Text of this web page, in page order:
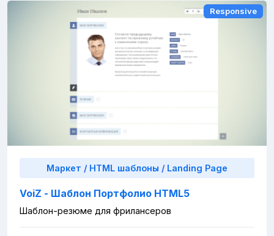
Responsive
Responsive
Маркет / HTML шаблоны / Landing Page
VoiZ - Шаблон Портфолио HTML5
Шаблон-резюме для фрилансеров